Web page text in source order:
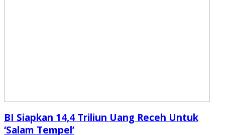
BI Siapkan 14,4 Triliun Uang Receh Untuk
‘Salam Tempel’